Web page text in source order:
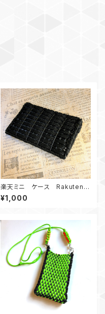
楽天ミニ ケース Rakuten
mini Paracord case B
¥1,000